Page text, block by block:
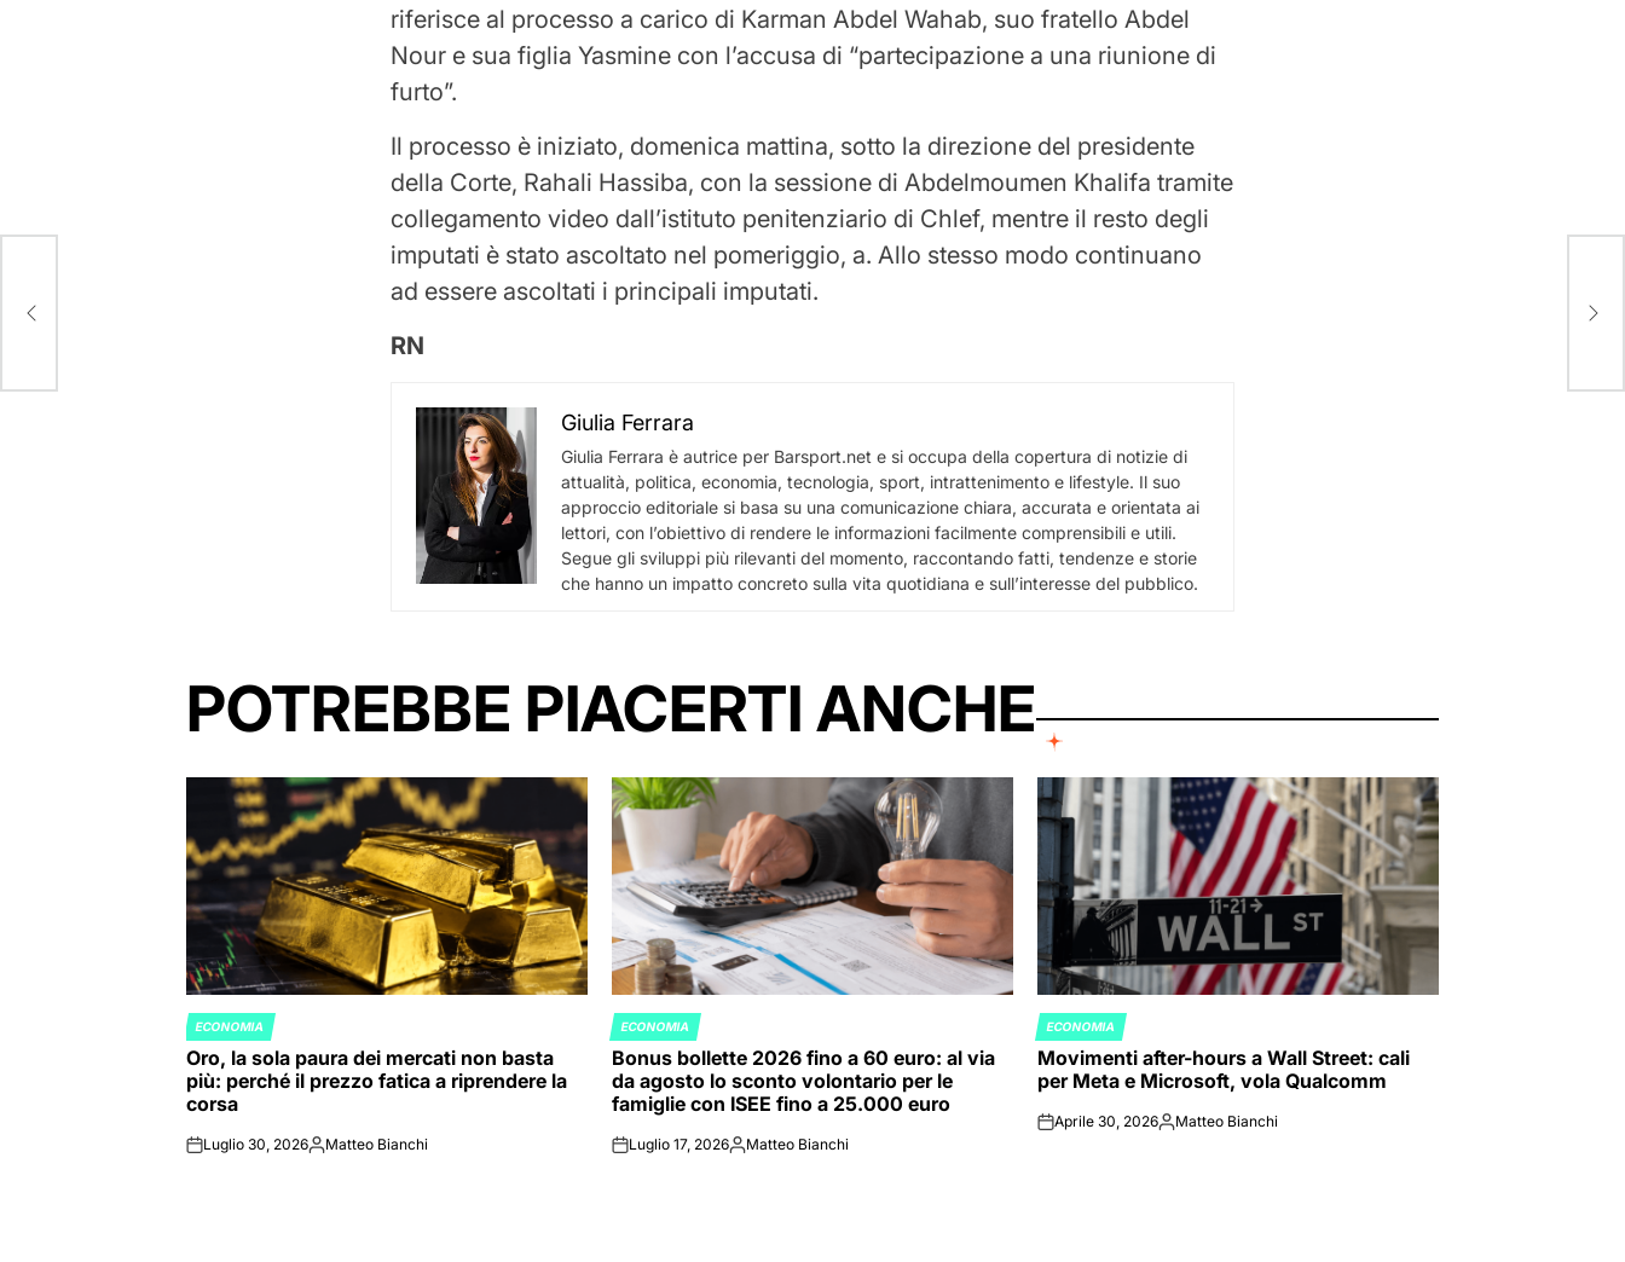
riferisce al processo a carico di Karman Abdel Wahab, suo fratello Abdel
Nour e sua figlia Yasmine con l’accusa di “partecipazione a una riunione di
furto”.
Il processo è iniziato, domenica mattina, sotto la direzione del presidente
della Corte, Rahali Hassiba, con la sessione di Abdelmoumen Khalifa tramite
collegamento video dall’istituto penitenziario di Chlef, mentre il resto degli
imputati è stato ascoltato nel pomeriggio, a. Allo stesso modo continuano
ad essere ascoltati i principali imputati.
RN
Giulia Ferrara
Giulia Ferrara è autrice per Barsport.net e si occupa della copertura di notizie di
attualità, politica, economia, tecnologia, sport, intrattenimento e lifestyle. Il suo
approccio editoriale si basa su una comunicazione chiara, accurata e orientata ai
lettori, con l’obiettivo di rendere le informazioni facilmente comprensibili e utili.
Segue gli sviluppi più rilevanti del momento, raccontando fatti, tendenze e storie
che hanno un impatto concreto sulla vita quotidiana e sull’interesse del pubblico.
POTREBBE PIACERTI ANCHE
POSTED
IN
ECONOMIA
Oro, la sola paura dei mercati non basta
più: perché il prezzo fatica a riprendere la
corsa
onLuglio 30, 2026Posted
Matteo Bianchi
POSTED
IN
ECONOMIA
Bonus bollette 2026 fino a 60 euro: al via
da agosto lo sconto volontario per le
famiglie con ISEE fino a 25.000 euro
onLuglio 17, 2026Posted
Matteo Bianchi
POSTED
IN
ECONOMIA
Movimenti after-hours a Wall Street: cali
per Meta e Microsoft, vola Qualcomm
onAprile 30, 2026Posted
Matteo Bianchi